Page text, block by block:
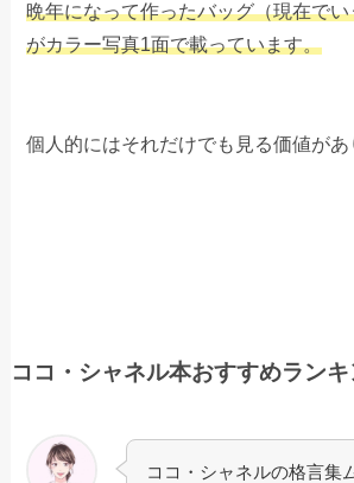
晩年になって作ったバッグ（現在で
がカラー写真1面で載っています。
個人的にはそれだけでも見る価値があ
ココ・シャネル本おすすめラン
ココ・シャネルの格言集